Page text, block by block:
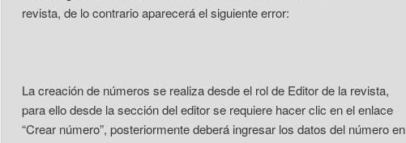
revista, de lo contrario aparecerá el siguiente error:
La creación de números se realiza desde el rol de Editor de la revista,
para ello desde la sección del editor se requiere hacer clic en el enlace
“Crear número”, posteriormente deberá ingresar los datos del número en